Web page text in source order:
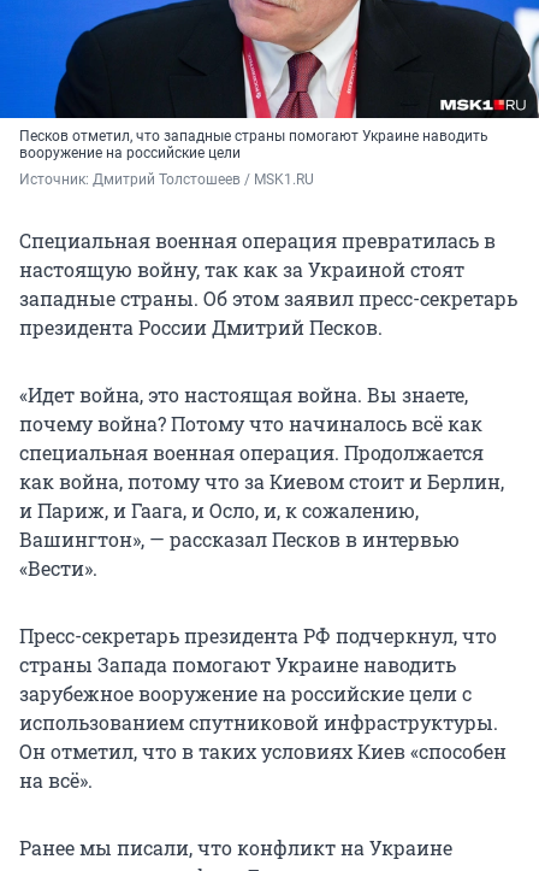
Песков отметил, что западные страны помогают Украине наводить
вооружение на российские цели
Источник: Дмитрий Толстошеев / MSK1.RU
Специальная военная операция превратилась в
настоящую войну, так как за Украиной стоят
западные страны. Об этом заявил пресс-секретарь
президента России Дмитрий Песков.
«Идет война, это настоящая война. Вы знаете,
почему война? Потому что начиналось всё как
специальная военная операция. Продолжается
как война, потому что за Киевом стоит и Берлин,
и Париж, и Гаага, и Осло, и, к сожалению,
Вашингтон», — рассказал Песков в интервью
«Вести».
Пресс-секретарь президента РФ подчеркнул, что
страны Запада помогают Украине наводить
зарубежное вооружение на российские цели с
использованием спутниковой инфраструктуры.
Он отметил, что в таких условиях Киев «способен
на всё».
Ранее мы писали, что конфликт на Украине